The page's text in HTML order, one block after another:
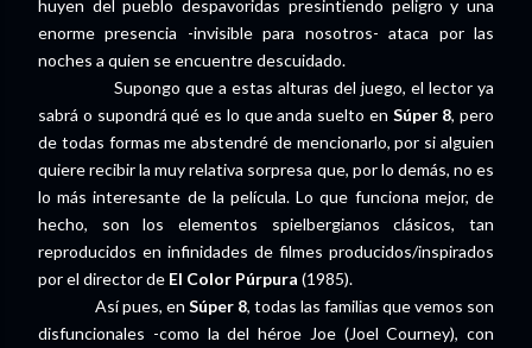
huyen del pueblo despavoridas presintiendo peligro y una
enorme presencia -invisible para nosotros- ataca por las
noches a quien se encuentre descuidado.
Supongo que a estas alturas del juego, el lector ya
sabrá o supondrá qué es lo que anda suelto en Súper 8, pero
de todas formas me abstendré de mencionarlo, por si alguien
quiere recibir la muy relativa sorpresa que, por lo demás, no es
lo más interesante de la película. Lo que funciona mejor, de
hecho, son los elementos spielbergianos clásicos, tan
reproducidos en infinidades de filmes producidos/inspirados
por el director de El Color Púrpura (1985).
Así pues, en Súper 8, todas las familias que vemos son
disfuncionales -como la del héroe Joe (Joel Courney), con